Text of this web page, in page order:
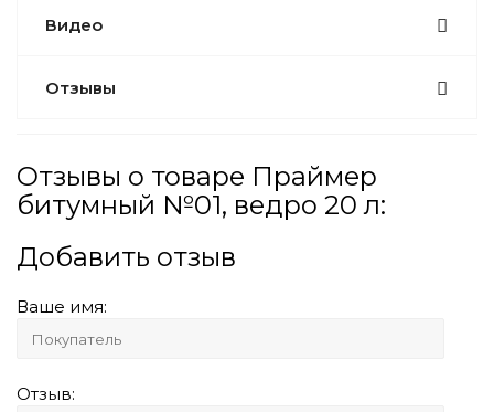
Видео
Отзывы
Отзывы о товаре Праймер
битумный №01, ведро 20 л:
Добавить отзыв
Ваше имя:
Отзыв: